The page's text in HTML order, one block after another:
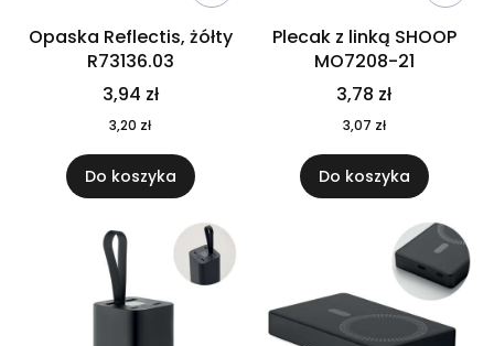
Opaska Reflectis, żółty
R73136.03
3,94 zł
3,20 zł
Do koszyka
Plecak z linką SHOOP
MO7208-21
3,78 zł
3,07 zł
Do koszyka